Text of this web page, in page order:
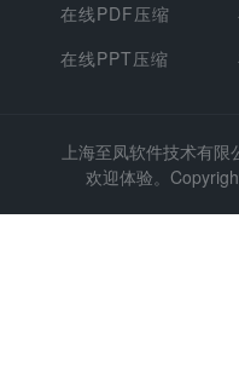
在线PDF压缩
在线PPT压缩
上海至凤软件技术有限
欢迎体验。